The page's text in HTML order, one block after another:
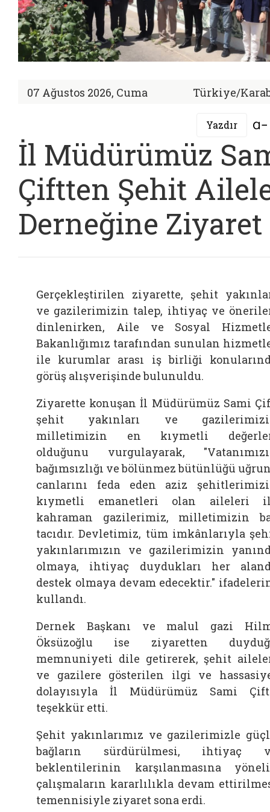
07 Ağustos 2026, Cuma Türkiye/
Yazdır
İl Müdürümüz
Çiftten Şehit
Derneğine Ziyaret
Gerçekleştirilen ziyarette, şehit
ve gazilerimizin talep, ihtiyaç ve
dinlenirken, Aile ve Sosyal
Bakanlığımız tarafından sunulan
ile kurumlar arası iş birliği
görüş alışverişinde bulunuldu.
Ziyarette konuşan İl Müdürümüz Sami
şehit yakınları ve
milletimizin en kıymetli
olduğunu vurgulayarak,
bağımsızlığı ve bölünmez bütünlüğü
canlarını feda eden aziz
kıymetli emanetleri olan aileleri
kahraman gazilerimiz, milletimizin
tacıdır. Devletimiz, tüm imkânlarıyla
yakınlarımızın ve gazilerimizin
olmaya, ihtiyaç duydukları her
destek olmaya devam edecektir."
kullandı.
Dernek Başkanı ve malul gazi
Öksüzoğlu ise ziyaretten
memnuniyeti dile getirerek, şehit
ve gazilere gösterilen ilgi ve
dolayısıyla İl Müdürümüz Sami
teşekkür etti.
Şehit yakınlarımız ve gazilerimizle
bağların sürdürülmesi, ihtiyaç
beklentilerinin karşılanmasına
çalışmaların kararlılıkla devam
temennisiyle ziyaret sona erdi.